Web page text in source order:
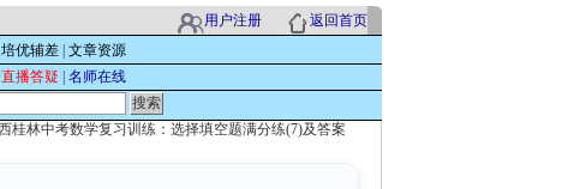
用户注册
返回首页
培优辅差 文章资源
直播答疑 名师在线
桂林中考数学复习训练：选择填空题满分练(7)及答案